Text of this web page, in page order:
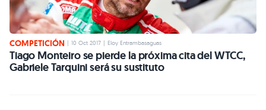
COMPETICIÓN 10 Oct 2017 Eloy Entrambasaguas
Tiago Monteiro se pierde la próxima cita del WTCC,
Gabriele Tarquini será su sustituto